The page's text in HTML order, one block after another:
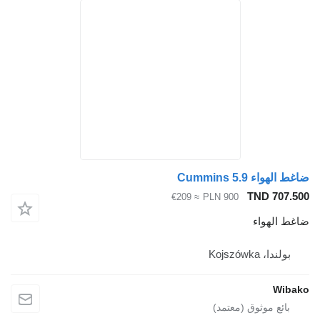
ضاغط الهواء Cummins 5.9
TND 707.500
PLN 900
≈ €209
ضاغط الهواء
بولندا، Kojszówka
Wibako